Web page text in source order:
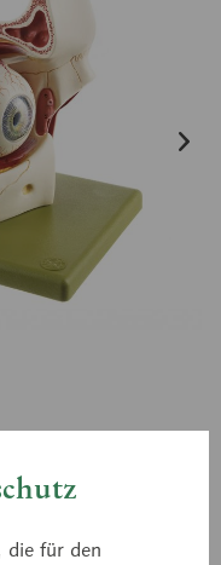
Plast®.
die für den